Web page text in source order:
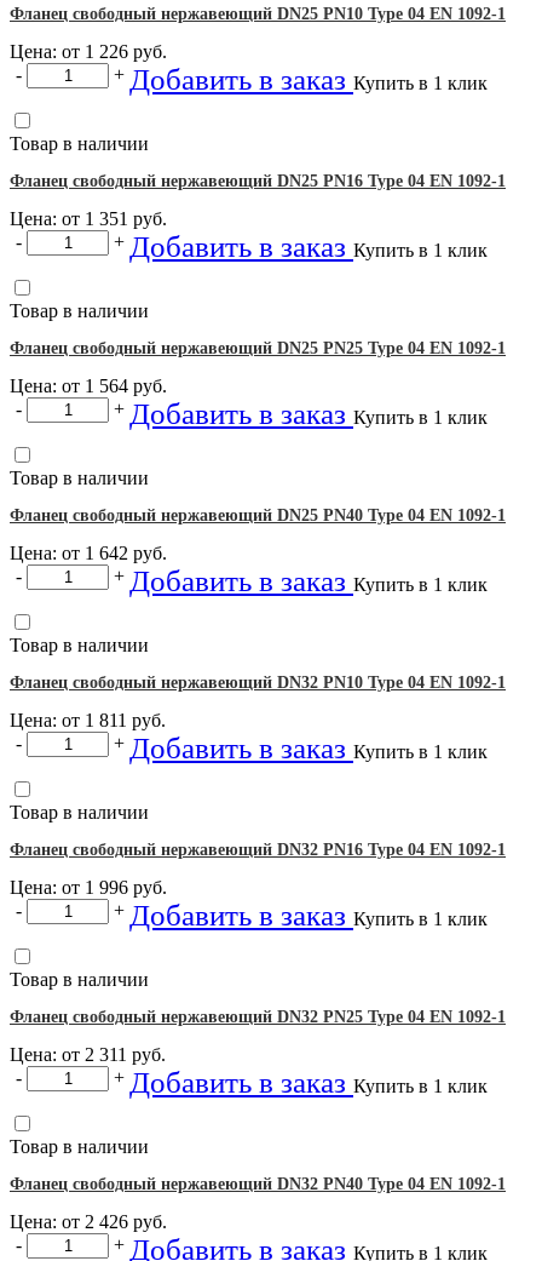
Фланец свободный нержавеющий DN25 PN10 Type 04 EN 1092-1
Цена: от 1 226 руб.
-
+ Добавить в заказ Купить в 1 клик
Товар в наличии
Фланец свободный нержавеющий DN25 PN16 Type 04 EN 1092-1
Цена: от 1 351 руб.
-
+ Добавить в заказ Купить в 1 клик
Товар в наличии
Фланец свободный нержавеющий DN25 PN25 Type 04 EN 1092-1
Цена: от 1 564 руб.
-
+ Добавить в заказ Купить в 1 клик
Товар в наличии
Фланец свободный нержавеющий DN25 PN40 Type 04 EN 1092-1
Цена: от 1 642 руб.
-
+ Добавить в заказ Купить в 1 клик
Товар в наличии
Фланец свободный нержавеющий DN32 PN10 Type 04 EN 1092-1
Цена: от 1 811 руб.
-
+ Добавить в заказ Купить в 1 клик
Товар в наличии
Фланец свободный нержавеющий DN32 PN16 Type 04 EN 1092-1
Цена: от 1 996 руб.
-
+ Добавить в заказ Купить в 1 клик
Товар в наличии
Фланец свободный нержавеющий DN32 PN25 Type 04 EN 1092-1
Цена: от 2 311 руб.
-
+ Добавить в заказ Купить в 1 клик
Товар в наличии
Фланец свободный нержавеющий DN32 PN40 Type 04 EN 1092-1
Цена: от 2 426 руб.
-
+ Добавить в заказ Купить в 1 клик